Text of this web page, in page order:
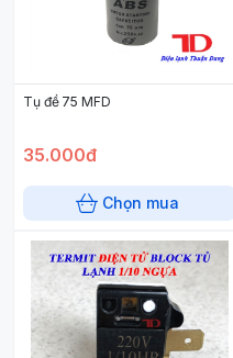
Tụ đề 75 MFD
35.000đ
Chọn mua